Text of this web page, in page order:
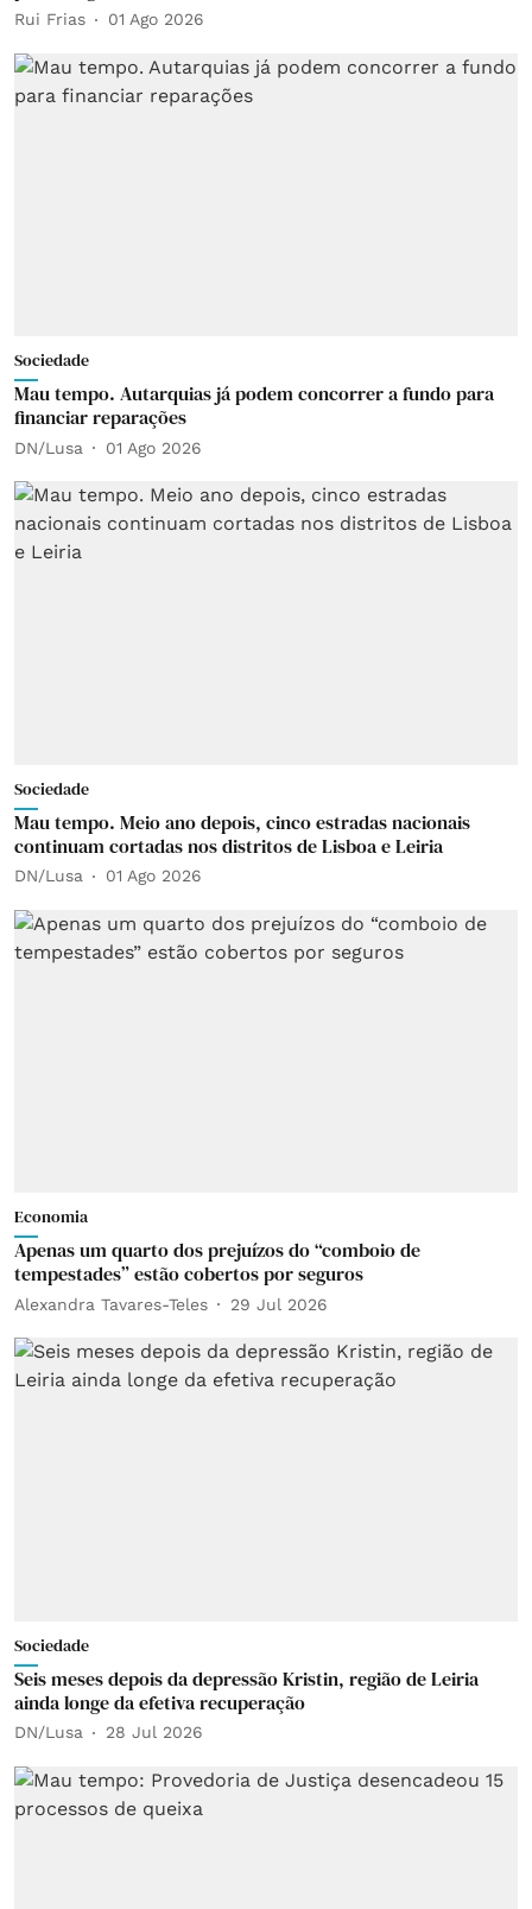
Rui Frias 01 Ago 2026
Sociedade
Mau tempo. Autarquias já podem concorrer a fundo para
financiar reparações
DN/Lusa 01 Ago 2026
Sociedade
Mau tempo. Meio ano depois, cinco estradas nacionais
continuam cortadas nos distritos de Lisboa e Leiria
DN/Lusa 01 Ago 2026
Economia
Apenas um quarto dos prejuízos do “comboio de
tempestades” estão cobertos por seguros
Alexandra Tavares-Teles 29 Jul 2026
Sociedade
Seis meses depois da depressão Kristin, região de Leiria
ainda longe da efetiva recuperação
DN/Lusa 28 Jul 2026